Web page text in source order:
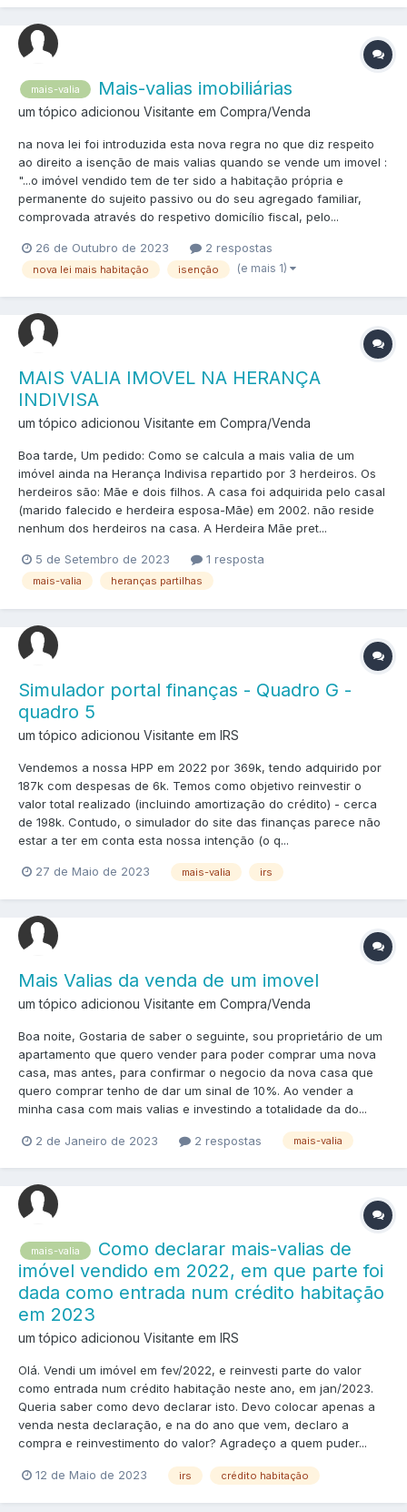
mais-valia Mais-valias imobiliárias
um tópico adicionou Visitante em Compra/Venda
na nova lei foi introduzida esta nova regra no que diz respeito
ao direito a isenção de mais valias quando se vende um imovel :
"...o imóvel vendido tem de ter sido a habitação própria e
permanente do sujeito passivo ou do seu agregado familiar,
comprovada através do respetivo domicílio fiscal, pelo...
26 de Outubro de 2023 2 respostas
nova lei mais habitação isenção (e mais 1)
MAIS VALIA IMOVEL NA HERANÇA
INDIVISA
um tópico adicionou Visitante em Compra/Venda
Boa tarde, Um pedido: Como se calcula a mais valia de um
imóvel ainda na Herança Indivisa repartido por 3 herdeiros. Os
herdeiros são: Mãe e dois filhos. A casa foi adquirida pelo casal
(marido falecido e herdeira esposa-Mãe) em 2002. não reside
nenhum dos herdeiros na casa. A Herdeira Mãe pret...
5 de Setembro de 2023 1 resposta
mais-valia heranças partilhas
Simulador portal finanças - Quadro G -
quadro 5
um tópico adicionou Visitante em IRS
Vendemos a nossa HPP em 2022 por 369k, tendo adquirido por
187k com despesas de 6k. Temos como objetivo reinvestir o
valor total realizado (incluindo amortização do crédito) - cerca
de 198k. Contudo, o simulador do site das finanças parece não
estar a ter em conta esta nossa intenção (o q...
27 de Maio de 2023 mais-valia irs
Mais Valias da venda de um imovel
um tópico adicionou Visitante em Compra/Venda
Boa noite, Gostaria de saber o seguinte, sou proprietário de um
apartamento que quero vender para poder comprar uma nova
casa, mas antes, para confirmar o negocio da nova casa que
quero comprar tenho de dar um sinal de 10%. Ao vender a
minha casa com mais valias e investindo a totalidade da do...
2 de Janeiro de 2023 2 respostas mais-valia
mais-valia
Como declarar mais-valias de
imóvel vendido em 2022, em que parte foi
dada como entrada num crédito habitação
em 2023
um tópico adicionou Visitante em IRS
Olá. Vendi um imóvel em fev/2022, e reinvesti parte do valor
como entrada num crédito habitação neste ano, em jan/2023.
Queria saber como devo declarar isto. Devo colocar apenas a
venda nesta declaração, e na do ano que vem, declaro a
compra e reinvestimento do valor? Agradeço a quem puder...
12 de Maio de 2023 irs crédito habitação